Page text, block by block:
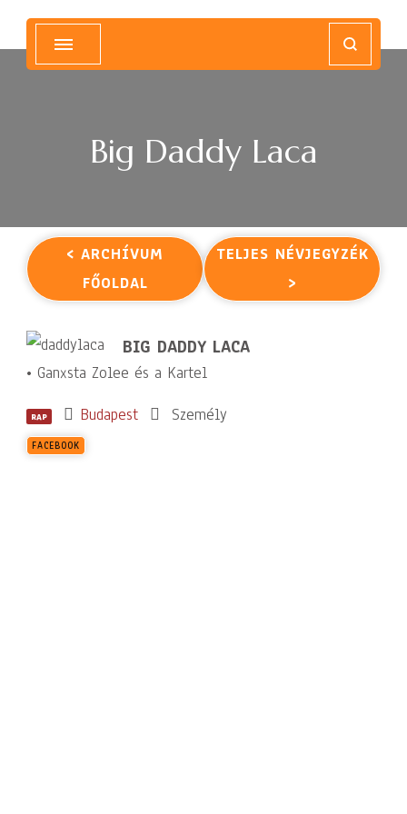
Big Daddy Laca
< ARCHÍVUM
FŐOLDAL
TELJES NÉVJEGYZÉK
>
BIG DADDY LACA
• Ganxsta Zolee és a Kartel
RAP Budapest Személy
FACEBOOK